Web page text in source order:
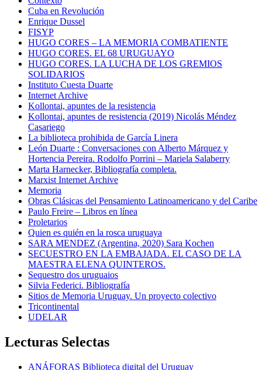
Cuba en Revolución
Enrique Dussel
FISYP
HUGO CORES – LA MEMORIA COMBATIENTE
HUGO CORES. EL 68 URUGUAYO
HUGO CORES. LA LUCHA DE LOS GREMIOS
SOLIDARIOS
Instituto Cuesta Duarte
Internet Archive
Kollontai, apuntes de la resistencia
Kollontai, apuntes de resistencia (2019) Nicolás Méndez
Casariego
La biblioteca prohibida de García Linera
León Duarte : Conversaciones con Alberto Márquez y
Hortencia Pereira. Rodolfo Porrini – Mariela Salaberry
Marta Harnecker, Bibliografía completa.
Marxist Internet Archive
Memoria
Obras Clásicas del Pensamiento Latinoamericano y del Caribe
Paulo Freire – Libros en línea
Proletarios
Quien es quién en la rosca uruguaya
SARA MENDEZ (Argentina, 2020) Sara Kochen
SECUESTRO EN LA EMBAJADA. EL CASO DE LA
MAESTRA ELENA QUINTEROS.
Sequestro dos uruguaios
Silvia Federici. Bibliografía
Sitios de Memoria Uruguay. Un proyecto colectivo
Tricontinental
UDELAR
Lecturas Selectas
ANÁFORAS Biblioteca digital del Uruguay